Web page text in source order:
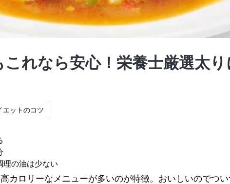
れなら安心！栄養士厳選太り
エットのコツ
理の油は少ない
カロリーなメニューが多いのが特徴。おいしいのでつ